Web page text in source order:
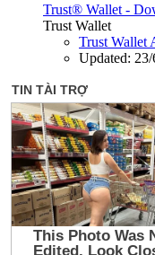
Trust® Wallet -
Trust Wallet
Trust Wallet
Updated: